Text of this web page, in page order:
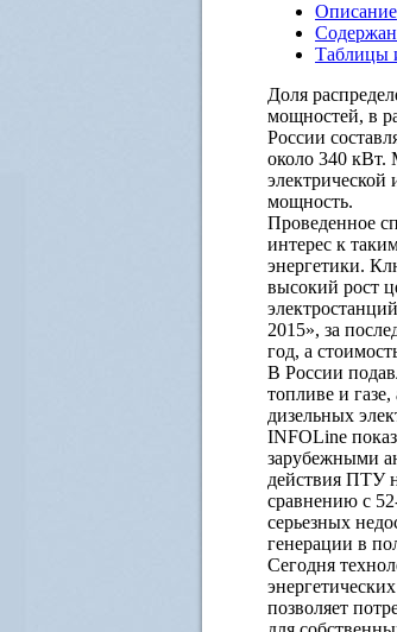
Описание
Таблицы
Доля
мощностей, в
России
около 340
мощность.
Проведенное
интерес к
энергетики.
высокий рост
2015», за
год, а
В России
топливе и
дизельных
INFOLine
зарубежными
действия ПТУ
сравнению с
серьезных
генерации в
Сегодня
позволяет